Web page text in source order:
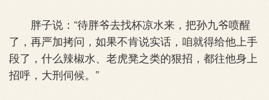
胖子说：“待胖爷去找杯凉水来，把孙九爷喷醒
了，再严加拷问，如果不肯说实话，咱就得给他上手
段了，什么辣椒水、老虎凳之类的狠招，都往他身上
招呼，大刑伺候。”